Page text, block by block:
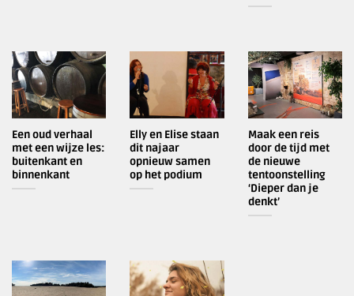
Een oud verhaal
met een wijze les:
buitenkant en
binnenkant
Elly en Elise staan
dit najaar
opnieuw samen
op het podium
Maak een reis
door de tijd met
de nieuwe
tentoonstelling
‘Dieper dan je
denkt’